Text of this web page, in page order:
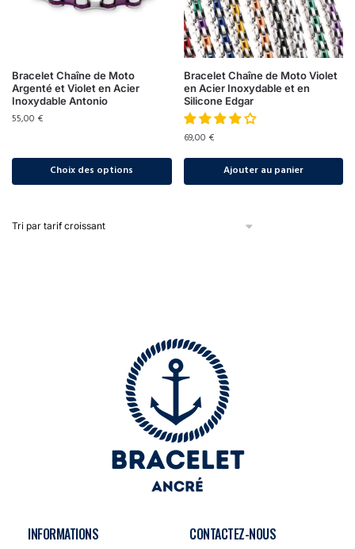
Bracelet Chaîne de Moto
Argenté et Violet en Acier
Inoxydable Antonio
55,00 €
Choix des options
Bracelet Chaîne de Moto Violet
en Acier Inoxydable et en
Silicone Edgar
69,00 €
Ajouter au panier
INFORMATIONS CONTACTEZ-NOUS